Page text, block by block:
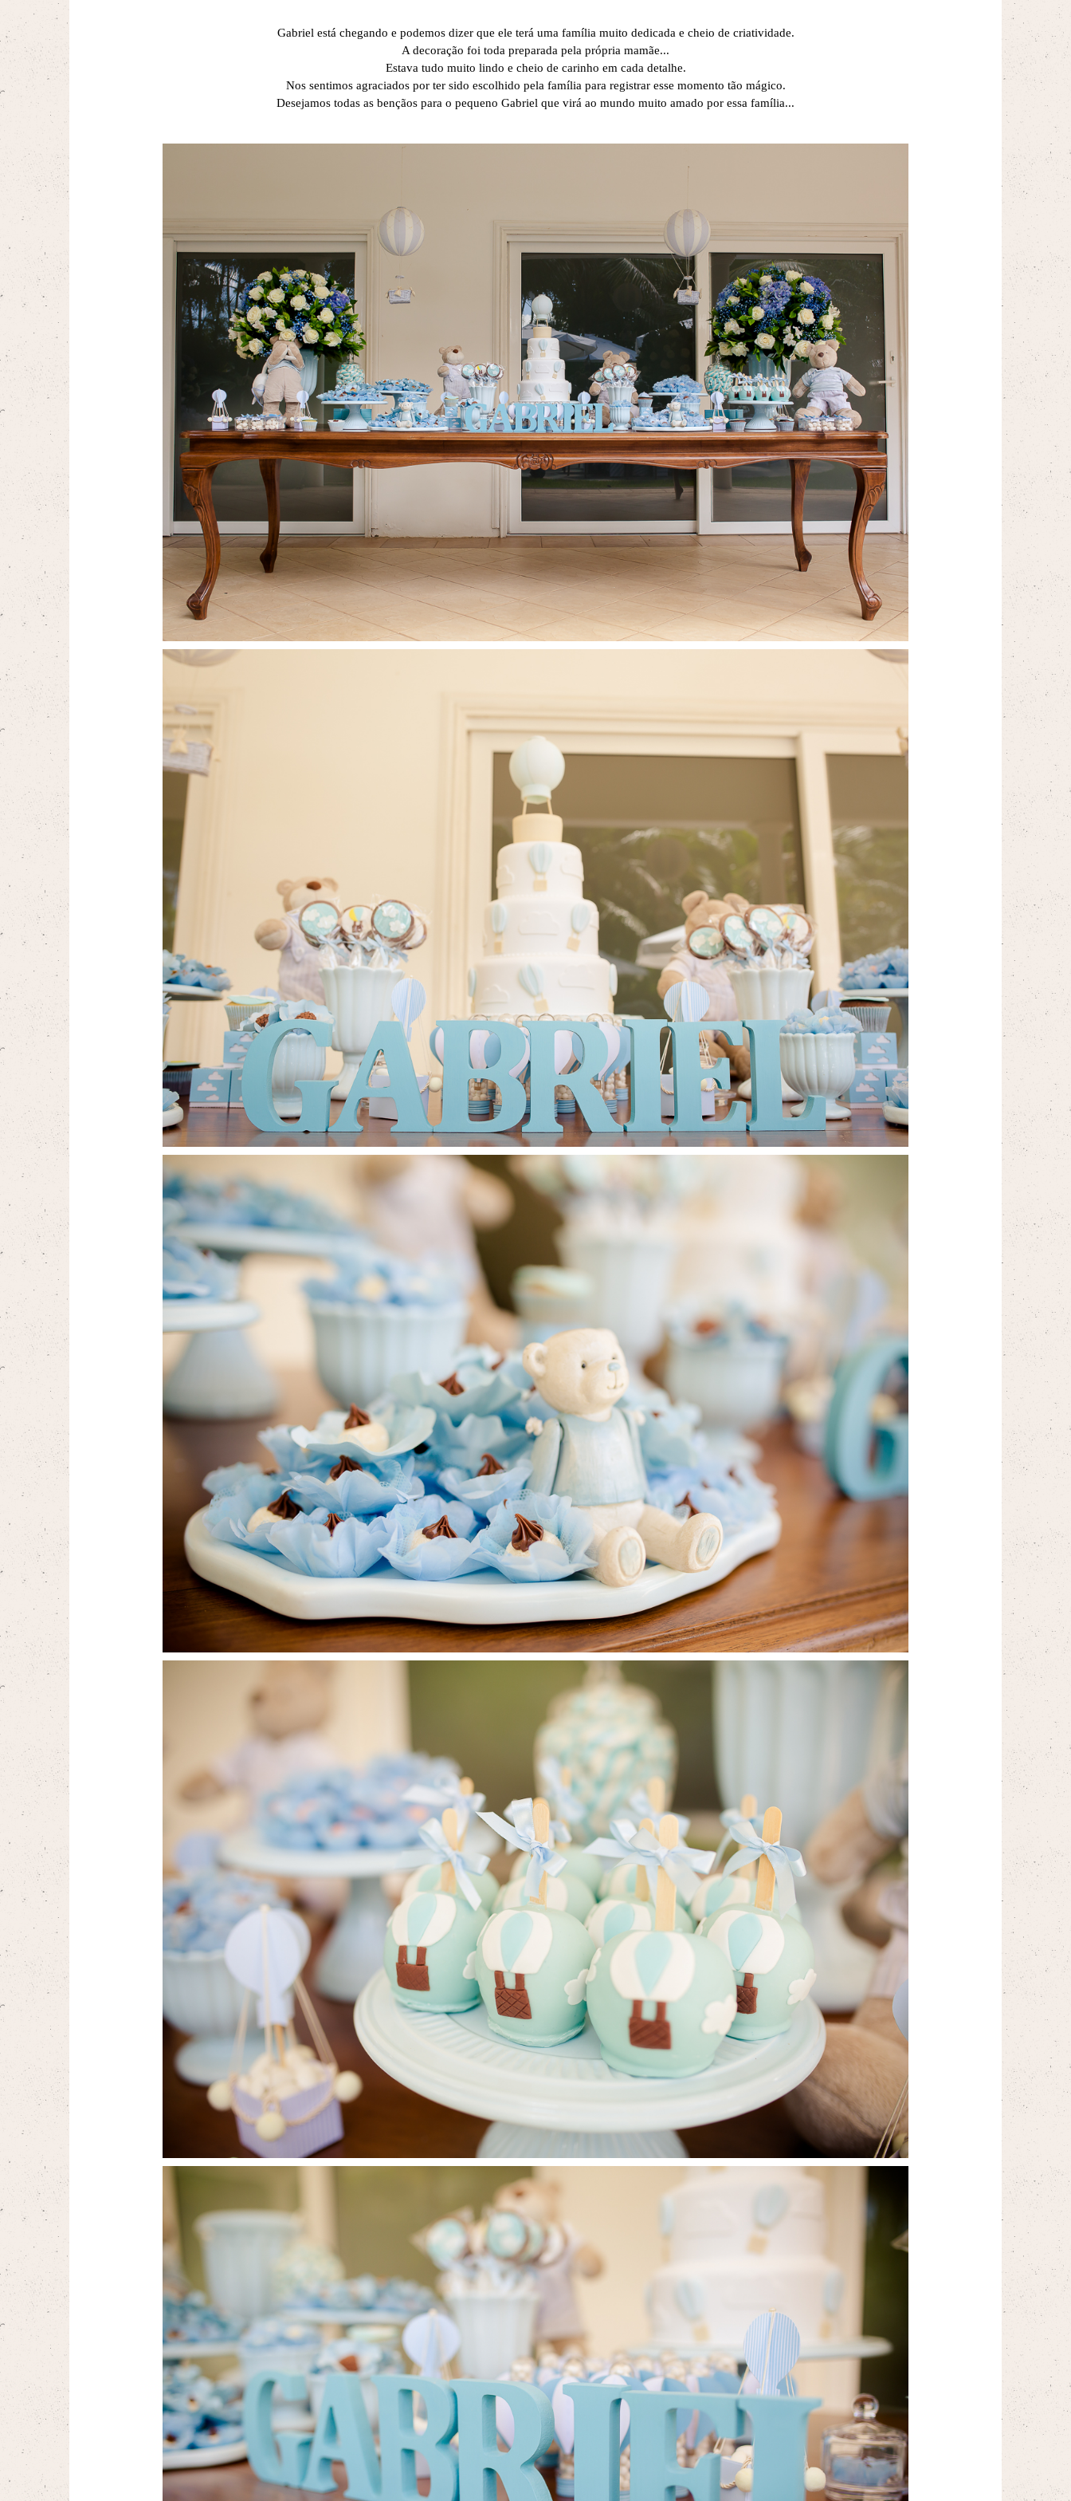
Gabriel está chegando e podemos dizer que ele terá uma família muito dedicada e cheio de criatividade.
A decoração foi toda preparada pela própria mamãe...
Estava tudo muito lindo e cheio de carinho em cada detalhe.
Nos sentimos agraciados por ter sido escolhido pela família para registrar esse momento tão mágico.
Desejamos todas as bençãos para o pequeno Gabriel que virá ao mundo muito amado por essa família...